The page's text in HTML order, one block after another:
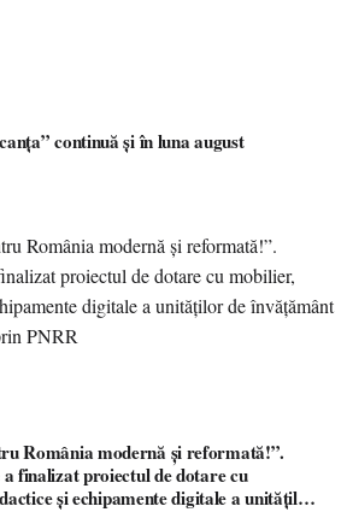
continuă și în luna august
România modernă și reformată!”.
finalizat proiectul de dotare cu
și echipamente digitale a unităților